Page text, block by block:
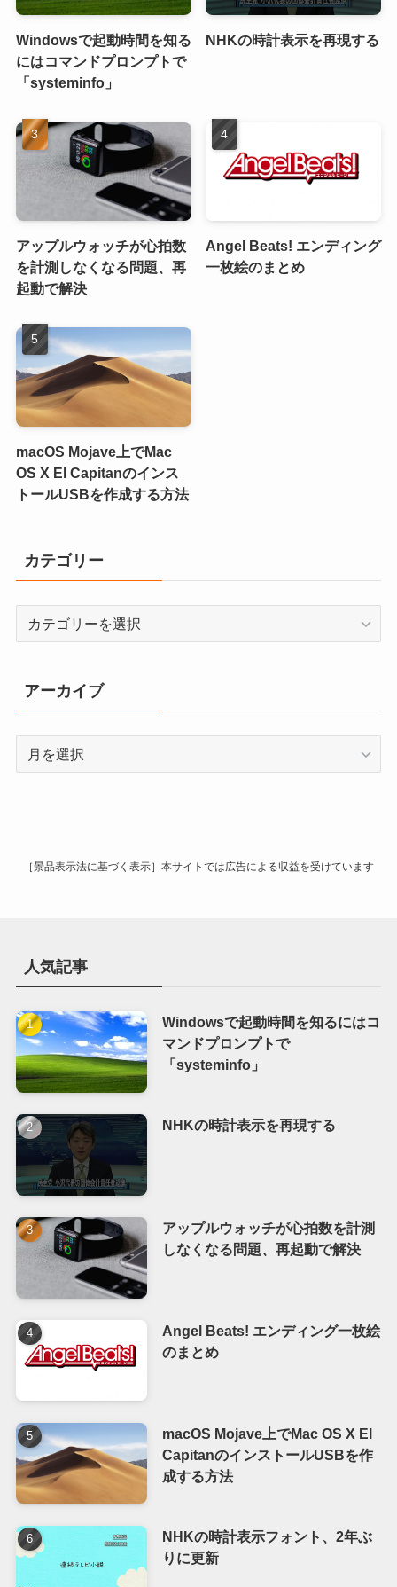
Windowsで起動時間を知る
にはコマンドプロンプトで
「systeminfo」
NHKの時計表示を再現する
アップルウォッチが心拍数
を計測しなくなる問題、再
起動で解決
Angel Beats! エンディング
一枚絵のまとめ
macOS Mojave上でMac
OS X El Capitanのインス
トールUSBを作成する方法
カテゴリー
リ
ー
アーカイブ
［景品表示法に基づく表示］本サイトでは広告による収益を受けています
人気記事
Windowsで起動時間を知るにはコ
マンドプロンプトで
「systeminfo」
NHKの時計表示を再現する
アップルウォッチが心拍数を計測
しなくなる問題、再起動で解決
Angel Beats! エンディング一枚絵
のまとめ
macOS Mojave上でMac OS X El
CapitanのインストールUSBを作
成する方法
NHKの時計表示フォント、2年ぶ
りに更新